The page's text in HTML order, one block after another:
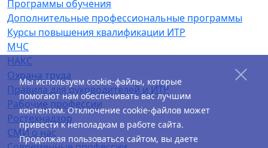
Программы обучения
Дополнительные профессиональные программы
Курсы повышения квалификации ИТР
МЧС
НАКС
Охрана труда
Правила для руководителей и ИТР
Рабочие профессии
Ростехнадзор
СМИ о нас
Мы используем cookie-файлы, которые
помогают нам обеспечивать вас лучшим
контентом. Отключение cookie-файлов может
привести к неполадкам в работе сайта.
Продолжая пользоваться сайтом, вы даете